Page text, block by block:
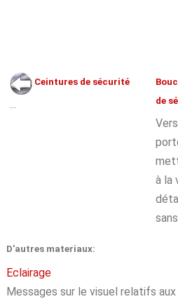
Ceintures de sécurité
de
à la
D'autres materiaux:
Eclairage
Messages sur le visuel relatifs